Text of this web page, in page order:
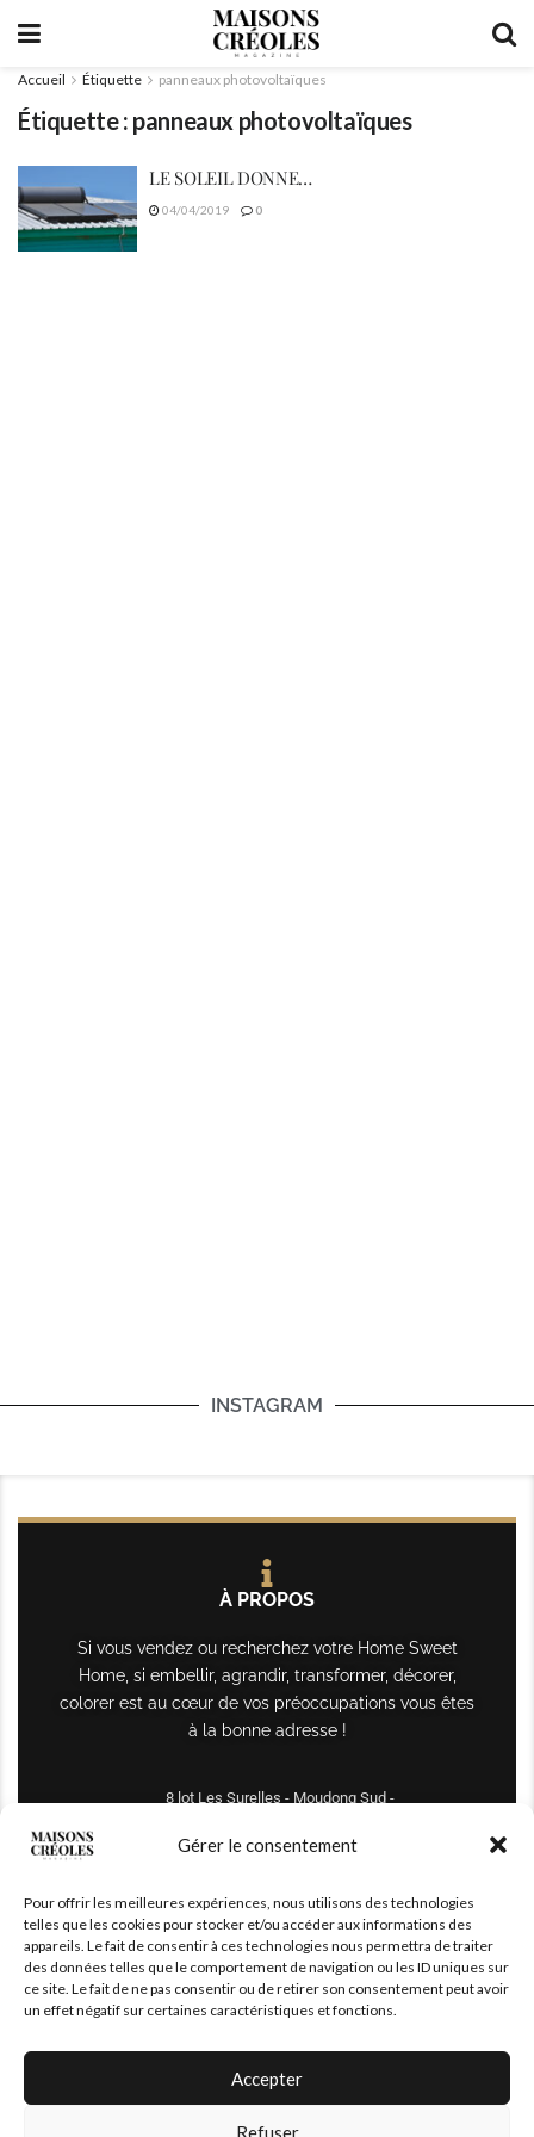
Gérer le consentement
Pour offrir les meilleures expériences, nous utilisons des technologies
telles que les cookies pour stocker et/ou accéder aux informations des
appareils. Le fait de consentir à ces technologies nous permettra de traiter
des données telles que le comportement de navigation ou les ID uniques sur
ce site. Le fait de ne pas consentir ou de retirer son consentement peut avoir
un effet négatif sur certaines caractéristiques et fonctions.
Accepter
Refuser
Accueil Étiquette panneaux photovoltaïques
Étiquette : panneaux photovoltaïques
LE SOLEIL DONNE…
04/04/2019 0
INSTAGRAM
À PROPOS
Si vous vendez ou recherchez votre Home Sweet
Home, si embellir, agrandir, transformer, décorer,
colorer est au cœur de vos préoccupations vous êtes
à la bonne adresse !
8 lot Les Surelles - Moudong Sud -
maisonscreoles.immo@gmail.com